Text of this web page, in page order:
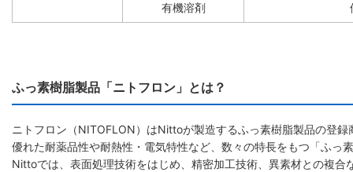
有機溶剤
ふっ素樹脂製品「ニトフロン」とは？
ニトフロン（NITOFLON）はNittoが製造するふっ素樹脂製品の登録
優れた耐薬品性や耐熱性・電気特性など、数々の特長をもつ「ふっ
Nittoでは、表面処理技術をはじめ、精密加工技術、異素材との複